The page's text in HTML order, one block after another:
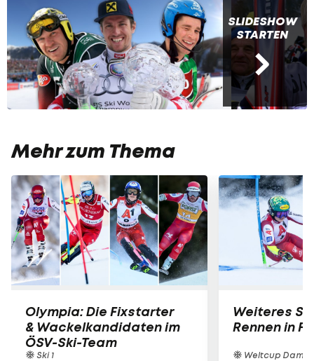
SLIDESHOW
STARTEN
Mehr zum Thema
Olympia: Die Fixstarter
& Wackelkandidaten im
ÖSV-Ski-Team
Ski 1
Weiteres
Rennen in
Weltcup